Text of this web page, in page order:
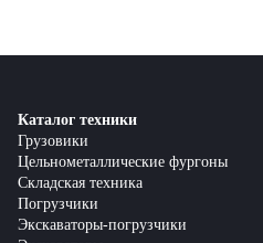
Каталог техники
Грузовики
Цельнометаллические фургоны
Складская техника
Погрузчики
Экскаваторы-погрузчики